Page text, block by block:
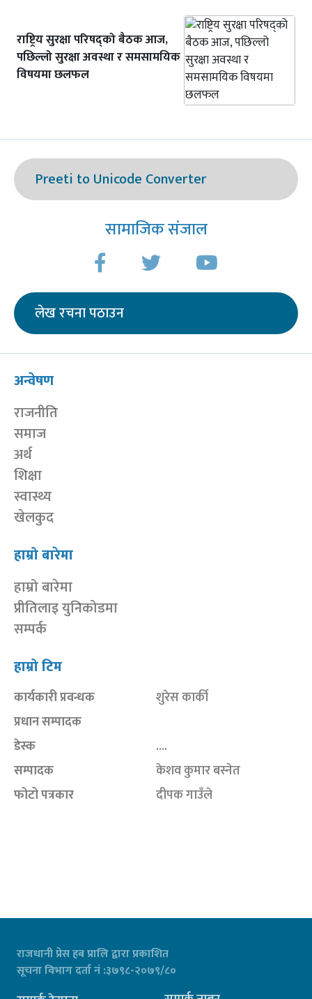
राष्ट्रिय सुरक्षा परिषद्को बैठक आज,
पछिल्लो सुरक्षा अवस्था र समसामयिक
विषयमा छलफल
Preeti to Unicode Converter
सामाजिक संजाल
लेख रचना पठाउन
अन्वेषण
राजनीति
समाज
अर्थ
शिक्षा
स्वास्थ्य
खेलकुद
हाम्रो बारेमा
हाम्रो बारेमा
प्रीतिलाइ युनिकोडमा
सम्पर्क
हाम्रो टिम
कार्यकारी प्रवन्धक
शुरेस कार्की
प्रधान सम्पादक
डेस्क
....
सम्पादक
केशव कुमार बस्नेत
फोटो पत्रकार
दीपक गाउँले
राजधानी प्रेस हब प्रालि द्वारा प्रकाशित
सूचना विभाग दर्ता नं :३७९८-२०७९/८०